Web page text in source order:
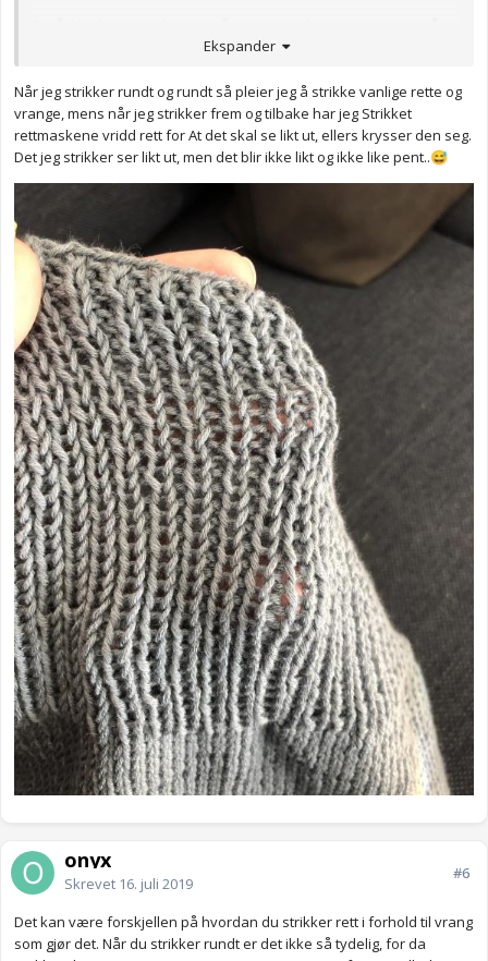
De maskene som strikkes vridd når du strikker rundt og rundt,
må være de samme maskene som strikkes vridd når du er på
'innsiden' av arbeidet. Så strikker du rette masker vridd fra retta,
må de vrange maskene strikkes vridd fra vranga -
det er den
samme masken.
Tenk heller på det som 'den vridde masken'? De
Anonymkode: 66af4...ac5
Ekspander
Når jeg strikker rundt og rundt så pleier jeg å strikke vanlige rette og
vrange, mens når jeg strikker frem og tilbake har jeg Strikket
rettmaskene vridd rett for At det skal se likt ut, ellers krysser den seg.
Det jeg strikker ser likt ut, men det blir ikke likt og ikke like pent..😅
onyx
Skrevet 16. juli 2019
#6
Det kan være forskjellen på hvordan du strikker rett i forhold til vrang
som gjør det. Når du strikker rundt er det ikke så tydelig, for da